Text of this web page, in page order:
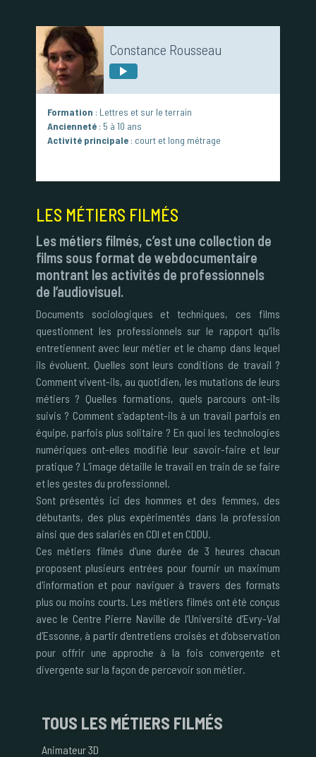
Constance Rousseau
Formation : Lettres et sur le terrain
Ancienneté : 5 à 10 ans
Activité principale: court et long métrage
LES MÉTIERS FILMÉS
Les métiers filmés, c’est une collection de
films sous format de webdocumentaire
montrant les activités de professionnels
de l’audiovisuel.
Documents sociologiques et techniques, ces films
questionnent les professionnels sur le rapport qu'ils
entretiennent avec leur métier et le champ dans lequel
ils évoluent. Quelles sont leurs conditions de travail ?
Comment vivent-ils, au quotidien, les mutations de leurs
métiers ? Quelles formations, quels parcours ont-ils
suivis ? Comment s'adaptent-ils à un travail parfois en
équipe, parfois plus solitaire ? En quoi les technologies
numériques ont-elles modifié leur savoir-faire et leur
pratique ? L'image détaille le travail en train de se faire
et les gestes du professionnel.
Sont présentés ici des hommes et des femmes, des
débutants, des plus expérimentés dans la profession
ainsi que des salariés en CDI et en CDDU.
Ces métiers filmés d'une durée de 3 heures chacun
proposent plusieurs entrées pour fournir un maximum
d'information et pour naviguer à travers des formats
plus ou moins courts. Les métiers filmés ont été conçus
avec le Centre Pierre Naville de l’Université d’Evry-Val
d’Essonne, à partir d'entretiens croisés et d’observation
pour offrir une approche à la fois convergente et
divergente sur la façon de percevoir son métier.
TOUS LES MÉTIERS FILMÉS
Animateur 3D